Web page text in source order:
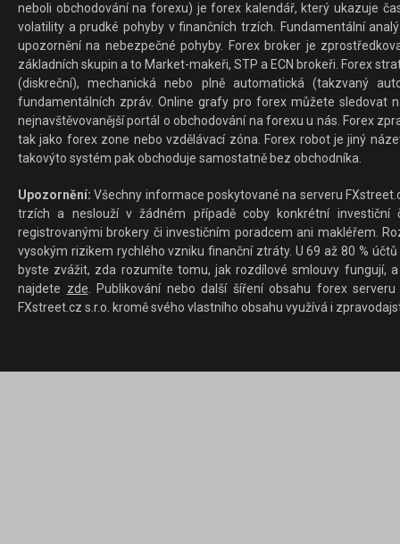
neboli obchodování na forexu) je forex kalendář, který ukazuje
volatility a prudké pohyby v finančních trzích. Fundamentální
upozornění na nebezpečné pohyby. Forex broker je
základních skupin a to Market-makeři, STP a ECN brokeři. Forex
(diskreční), mechanická nebo plně automatická (takzvaný
fundamentálních zpráv. Online grafy pro forex můžete sledovat
nejnavštěvovanější portál o obchodování na forexu u nás. Forex
tak jako forex zone nebo vzdělávací zóna. Forex robot je jiný
takovýto systém pak obchoduje samostatně bez obchodníka.
Upozornění: Všechny informace poskytované na serveru
trzích a neslouží v žádném případě coby konkrétní investiční
registrovanými brokery či investičním poradcem ani makléřem.
vysokým rizikem rychlého vzniku finanční ztráty. U 69 až 80 %
byste zvážit, zda rozumíte tomu, jak rozdílové smlouvy fungují,
najdete zde. Publikování nebo další šíření obsahu forex
FXstreet.cz s.r.o. kromě svého vlastního obsahu využívá i